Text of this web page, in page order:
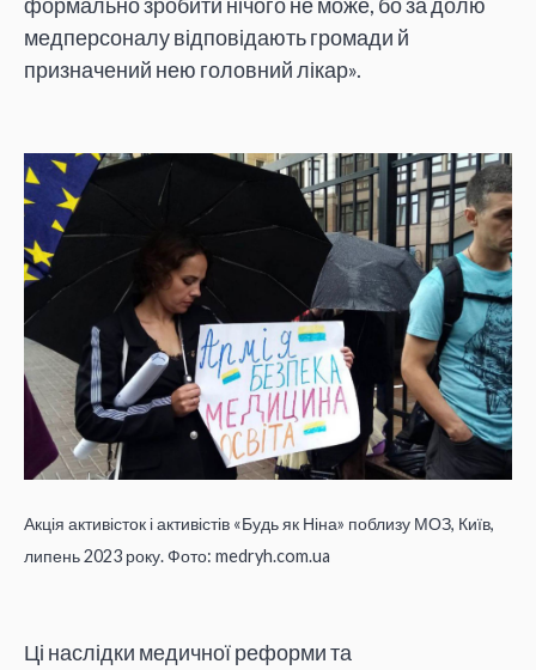
медперсоналу відповідають громади й
призначений нею головний лікар».
Акція активісток і активістів «Будь як Ніна» поблизу МОЗ, Київ,
липень 2023 року. Фото: medryh.com.ua
Ці наслідки медичної реформи та